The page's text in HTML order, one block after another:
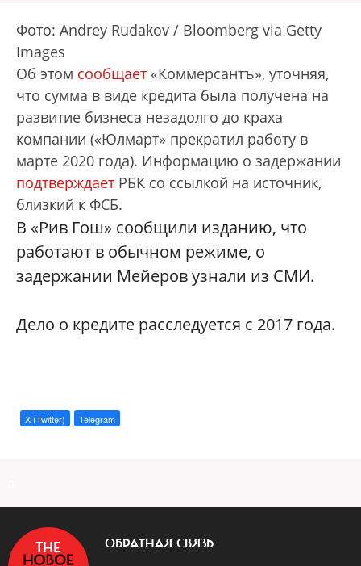
Фото: Andrey Rudakov / Bloomberg via Getty
Images
Об этом сообщает «Коммерсантъ», уточняя,
что сумма в виде кредита была получена на
развитие бизнеса незадолго до краха
компании («Юлмарт» прекратил работу в
марте 2020 года). Информацию о задержании
подтверждает РБК со ссылкой на источник,
близкий к ФСБ.
В «Рив Гош» сообщили изданию, что
работают в обычном режиме, о
задержании Мейеров узнали из СМИ.
Дело о кредите расследуется с 2017 года.
X (Twitter) Telegram
ОБРАТНАЯ СВЯЗЬ